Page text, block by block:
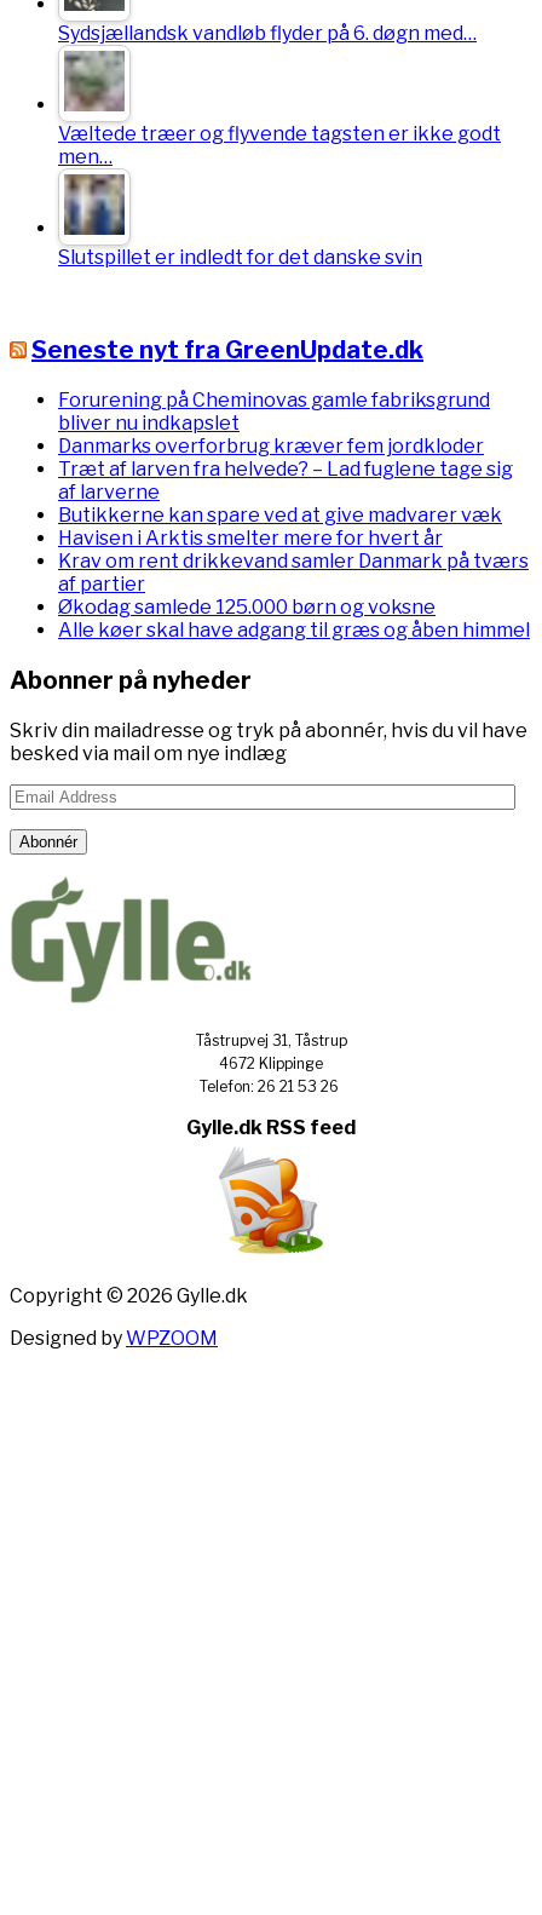
Sydsjællandsk vandløb flyder på 6. døgn med…
Væltede træer og flyvende tagsten er ikke godt
men…
Slutspillet er indledt for det danske svin
Seneste nyt fra GreenUpdate.dk
Forurening på Cheminovas gamle fabriksgrund
bliver nu indkapslet
Danmarks overforbrug kræver fem jordkloder
Træt af larven fra helvede? – Lad fuglene tage sig
af larverne
Butikkerne kan spare ved at give madvarer væk
Havisen i Arktis smelter mere for hvert år
Krav om rent drikkevand samler Danmark på tværs
af partier
Økodag samlede 125.000 børn og voksne
Alle køer skal have adgang til græs og åben himmel
Abonner på nyheder
Skriv din mailadresse og tryk på abonnér, hvis du vil have
besked via mail om nye indlæg
Email
Address
Abonnér
Tåstrupvej 31, Tåstrup
4672 Klippinge
Telefon: 26 21 53 26
Gylle.dk RSS feed
Copyright © 2026 Gylle.dk
Designed byWPZOOM